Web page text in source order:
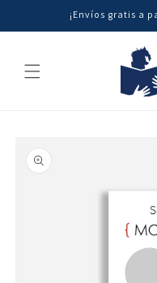
directamente
al contenido
¡Envíos gratis a
a la
información